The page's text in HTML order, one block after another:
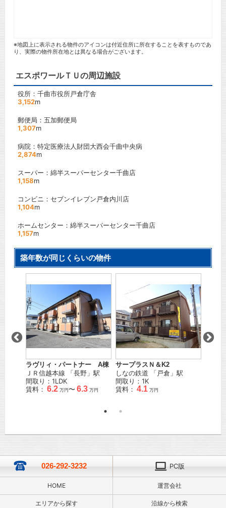
※地図上に表示される物件のアイコンは付近住所に所在することを表すものであ
り、実際の物件所在地とは異なる場合がございます。
エスポワールＴＵの周辺施設
役所：千曲市役所戸倉庁舎
3,152m
郵便局：五加郵便局
1,307m
病院：特定医療法人財団大西会千曲中央病
2,874m
スーパー：綿半スーパーセンター千曲店
1,158m
コンビニ：セブンイレブン戸倉内川店
1,104m
ホームセンター：綿半スーパーセンター千曲店
1,157m
築年数が同じくらいの物件
ラヴリィ・パートナー A棟
ＪＲ信越本線 「長野 」駅
間取り：1LDK
賃料： 6.2 万円〜 6.3 万円
サープラスＮ＆K2
しなの鉄道 「戸倉 」駅
間取り：1K
賃料： 4.1 万円
026-292-3232 PC版
HOME 運営会社
エリアから探す 沿線から検索